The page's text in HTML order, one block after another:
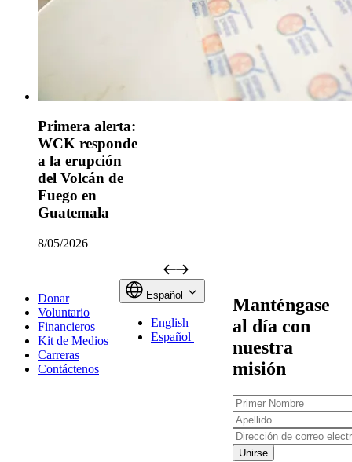
Primera alerta:
WCK responde
a la erupción
del Volcán de
Fuego en
Guatemala
8/05/2026
Donar
Voluntario
Financieros
Kit de Medios
Carreras
Contáctenos
Español
English
Español
Manténgase
al día con
nuestra
misión
Primer
Nombre
Apellido
Dirección
de